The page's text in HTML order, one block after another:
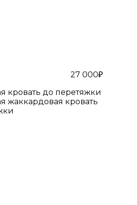
27 000₽